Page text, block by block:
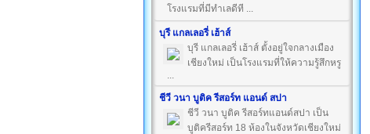
โรงแรมที่มีทำเลดีที ...
บุรี แกลเลอรี่ เฮ้าส์
บุรี แกลเลอรี่ เฮ้าส์ ตั้งอยู่ใจกลางเมือง
เชียงใหม่ เป็นโรงแรมที่ให้ความรู้สึกหรู
...
ชีวี วนา บูติค รีสอร์ท แอนด์ สปา
ชีวี วนา บูติค รีสอร์ทแอนด์สปา เป็น
บูติครีสอร์ท 18 ห้องในจังหวัดเชียงใหม่